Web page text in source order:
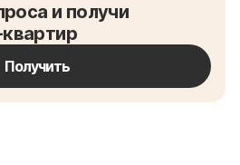
и получи
Получить